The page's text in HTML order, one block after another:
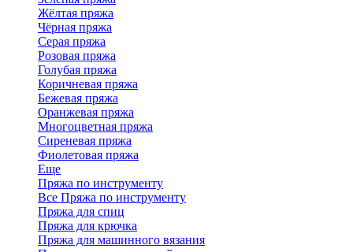
Жёлтая пряжа
Чёрная пряжа
Серая пряжа
Розовая пряжа
Голубая пряжа
Коричневая пряжа
Бежевая пряжа
Оранжевая пряжа
Многоцветная пряжа
Сиреневая пряжа
Фиолетовая пряжа
Еще
Пряжа по инструменту
Все Пряжа по инструменту
Пряжа для спиц
Пряжа для крючка
Пряжа для машинного вязания